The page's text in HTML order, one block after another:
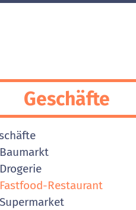
Geschäfte
Baumarkt
Drogerie
Fastfood-Restaurant
Supermarket